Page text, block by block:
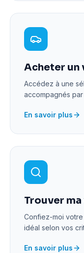
Acheter un
Accédez à une
accompagnés
En savoir plus
Trouver
Confiez-moi
idéal selon vos
En savoir plus